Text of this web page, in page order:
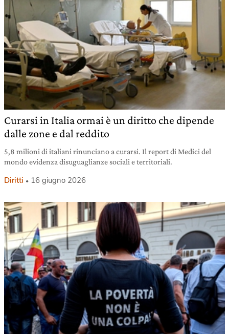
Curarsi in Italia ormai è un diritto che dipende
dalle zone e dal reddito
5,8 milioni di italiani rinunciano a curarsi. Il report di Medici del
mondo evidenza disuguaglianze sociali e territoriali.
Diritti 16 giugno 2026